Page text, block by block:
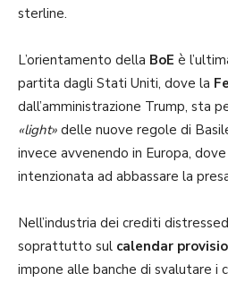
sterline.
L’orientamento della BoE è
partita dagli Stati Uniti, dove la
dall’amministrazione Trump, sta
«light» delle nuove regole di
invece avvenendo in Europa,
intenzionata ad abbassare la
Nell’industria dei crediti
soprattutto sul calendar
impone alle banche di svalutare i